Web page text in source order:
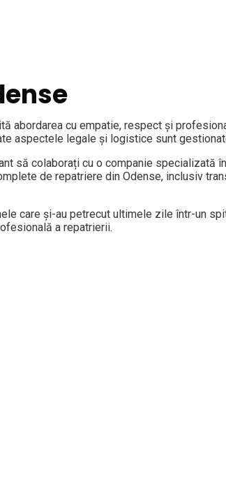
abordarea cu empatie, respect și
aspectele legale și logistice sunt
să colaborați cu o companie specializată
de repatriere din Odense, inclusiv
care și-au petrecut ultimele zile într-un
a repatrierii.